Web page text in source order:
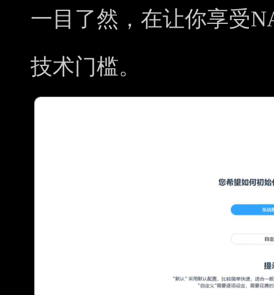
一目了然，在让你享受
技术门槛。